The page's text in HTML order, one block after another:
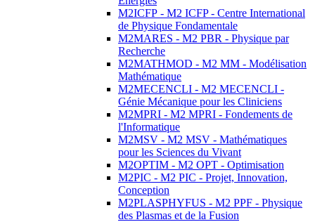
M2ICFP - M2 ICFP - Centre International
de Physique Fondamentale
M2MARES - M2 PBR - Physique par
Recherche
M2MATHMOD - M2 MM - Modélisation
Mathématique
M2MECENCLI - M2 MECENCLI -
Génie Mécanique pour les Cliniciens
M2MPRI - M2 MPRI - Fondements de
l'Informatique
M2MSV - M2 MSV - Mathématiques
pour les Sciences du Vivant
M2OPTIM - M2 OPT - Optimisation
M2PIC - M2 PIC - Projet, Innovation,
Conception
M2PLASPHYFUS - M2 PPF - Physique
des Plasmas et de la Fusion